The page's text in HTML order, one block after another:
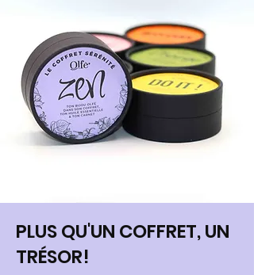
PLUS QU'UN COFFRET, UN
TRÉSOR!